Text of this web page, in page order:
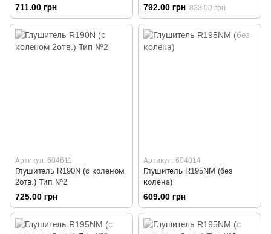
711.00 грн 792.00 грн 833.00 грн
Артикул: 604611
Глушитель R190N (с коленом
2отв.) Тип №2
725.00 грн
Артикул: 604014
Глушитель R195NM (без
колена)
609.00 грн